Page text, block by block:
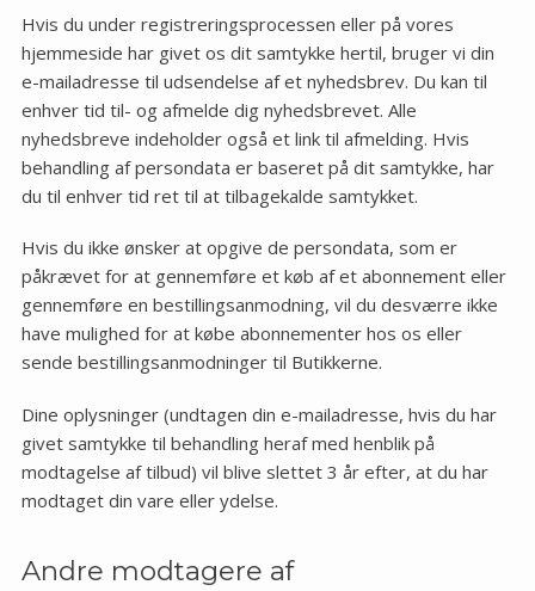
Hvis du under registreringsprocessen eller på vores
hjemmeside har givet os dit samtykke hertil, bruger vi din
e-mailadresse til udsendelse af et nyhedsbrev. Du kan til
enhver tid til- og afmelde dig nyhedsbrevet. Alle
nyhedsbreve indeholder også et link til afmelding. Hvis
behandling af persondata er baseret på dit samtykke, har
du til enhver tid ret til at tilbagekalde samtykket.
Hvis du ikke ønsker at opgive de persondata, som er
påkrævet for at gennemføre et køb af et abonnement eller
gennemføre en bestillingsanmodning, vil du desværre ikke
have mulighed for at købe abonnementer hos os eller
sende bestillingsanmodninger til Butikkerne.
Dine oplysninger (undtagen din e-mailadresse, hvis du har
givet samtykke til behandling heraf med henblik på
modtagelse af tilbud) vil blive slettet 3 år efter, at du har
modtaget din vare eller ydelse.
Andre modtagere af